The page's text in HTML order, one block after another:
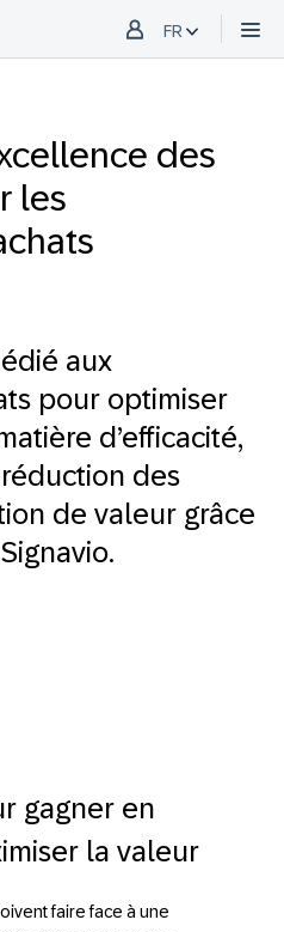
FR
des
les
aux
pour optimiser
d’efficacité,
des
de valeur grâce
gagner en
la valeur
faire face à une